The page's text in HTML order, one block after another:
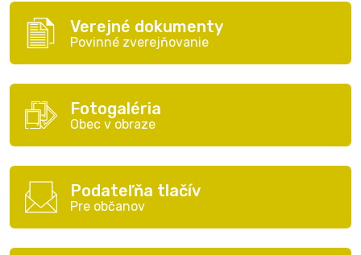
Verejné dokumenty
Povinné zverejňovanie
Fotogaléria
Obec v obraze
Podateľňa tlačív
Pre občanov